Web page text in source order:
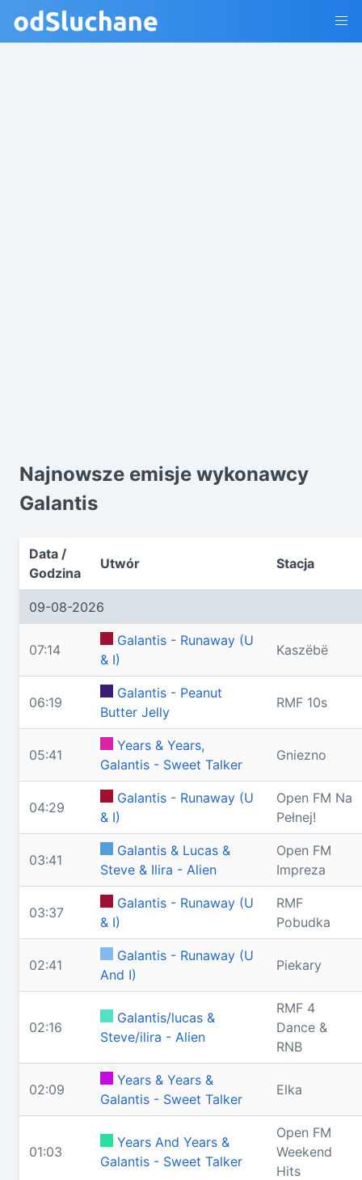
Najnowsze emisje wykonawcy
Galantis
Data /
Godzina
Utwór Stacja
09-08-2026
07:14
Galantis - Runaway (U
& I)
Kaszëbë
06:19
Galantis - Peanut
Butter Jelly
RMF 10s
05:41
Years & Years,
Galantis - Sweet Talker
Gniezno
04:29
Galantis - Runaway (U
& I)
Open FM Na
Pełnej!
03:41
Galantis & Lucas &
Steve & Ilira - Alien
Open FM
Impreza
03:37
Galantis - Runaway (U
& I)
RMF
Pobudka
02:41
Galantis - Runaway (U
And I)
Piekary
02:16
Galantis/lucas &
Steve/ilira - Alien
RMF 4
Dance &
RNB
02:09
Years & Years &
Galantis - Sweet Talker
Elka
01:03
Years And Years &
Galantis - Sweet Talker
Open FM
Weekend
Hits